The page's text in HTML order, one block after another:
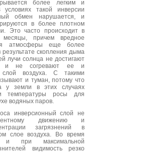
более легким и
такой инверсии
обмен нарушается, и
в более плотном
Это часто происходит в
причем вредное
атмосферы еще более
результате скопления дыма
лучи солнца не достигают
и не согревают ее и
воздуха. С такими
и туман, потому что
у земли в этих случаях
температуры росы для
водяных паров.
инверсионный слой не
движению и
загрязнений в
слое воздуха. Во время
и при максимальной
видимость резко